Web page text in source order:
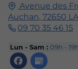
Avenue des
Auchan, 72650
09 70 35 46 15
Lun - Sam :09h -